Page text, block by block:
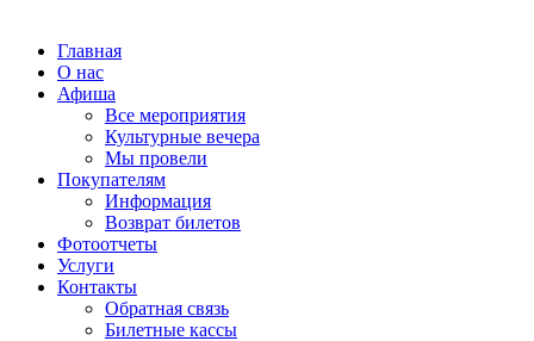
Главная
О нас
Афиша
Все мероприятия
Культурные вечера
Мы провели
Покупателям
Информация
Возврат билетов
Фотоотчеты
Услуги
Контакты
Обратная связь
Билетные кассы